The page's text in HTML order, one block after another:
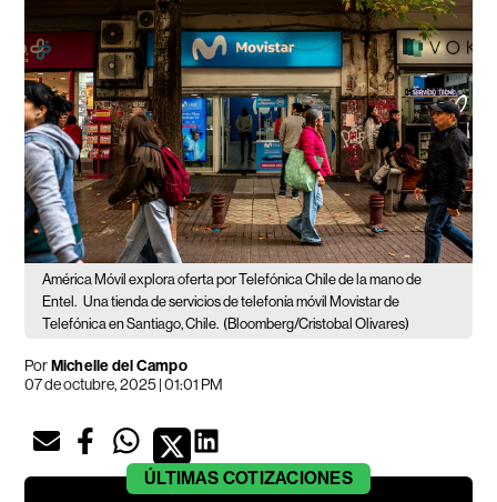
América Móvil explora oferta por Telefónica Chile de la mano de
Entel. Una tienda de servicios de telefonía móvil Movistar de
Telefónica en Santiago, Chile. (Bloomberg/Cristobal Olivares)
PorMichelle del Campo
07 de octubre, 2025 | 01:01 PM
ÚLTIMAS COTIZACIONES